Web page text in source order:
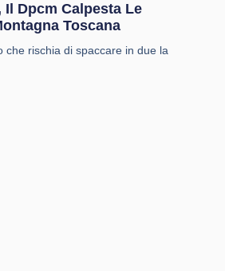
Dpcm Calpesta Le
Toscana
che rischia di spaccare in due la